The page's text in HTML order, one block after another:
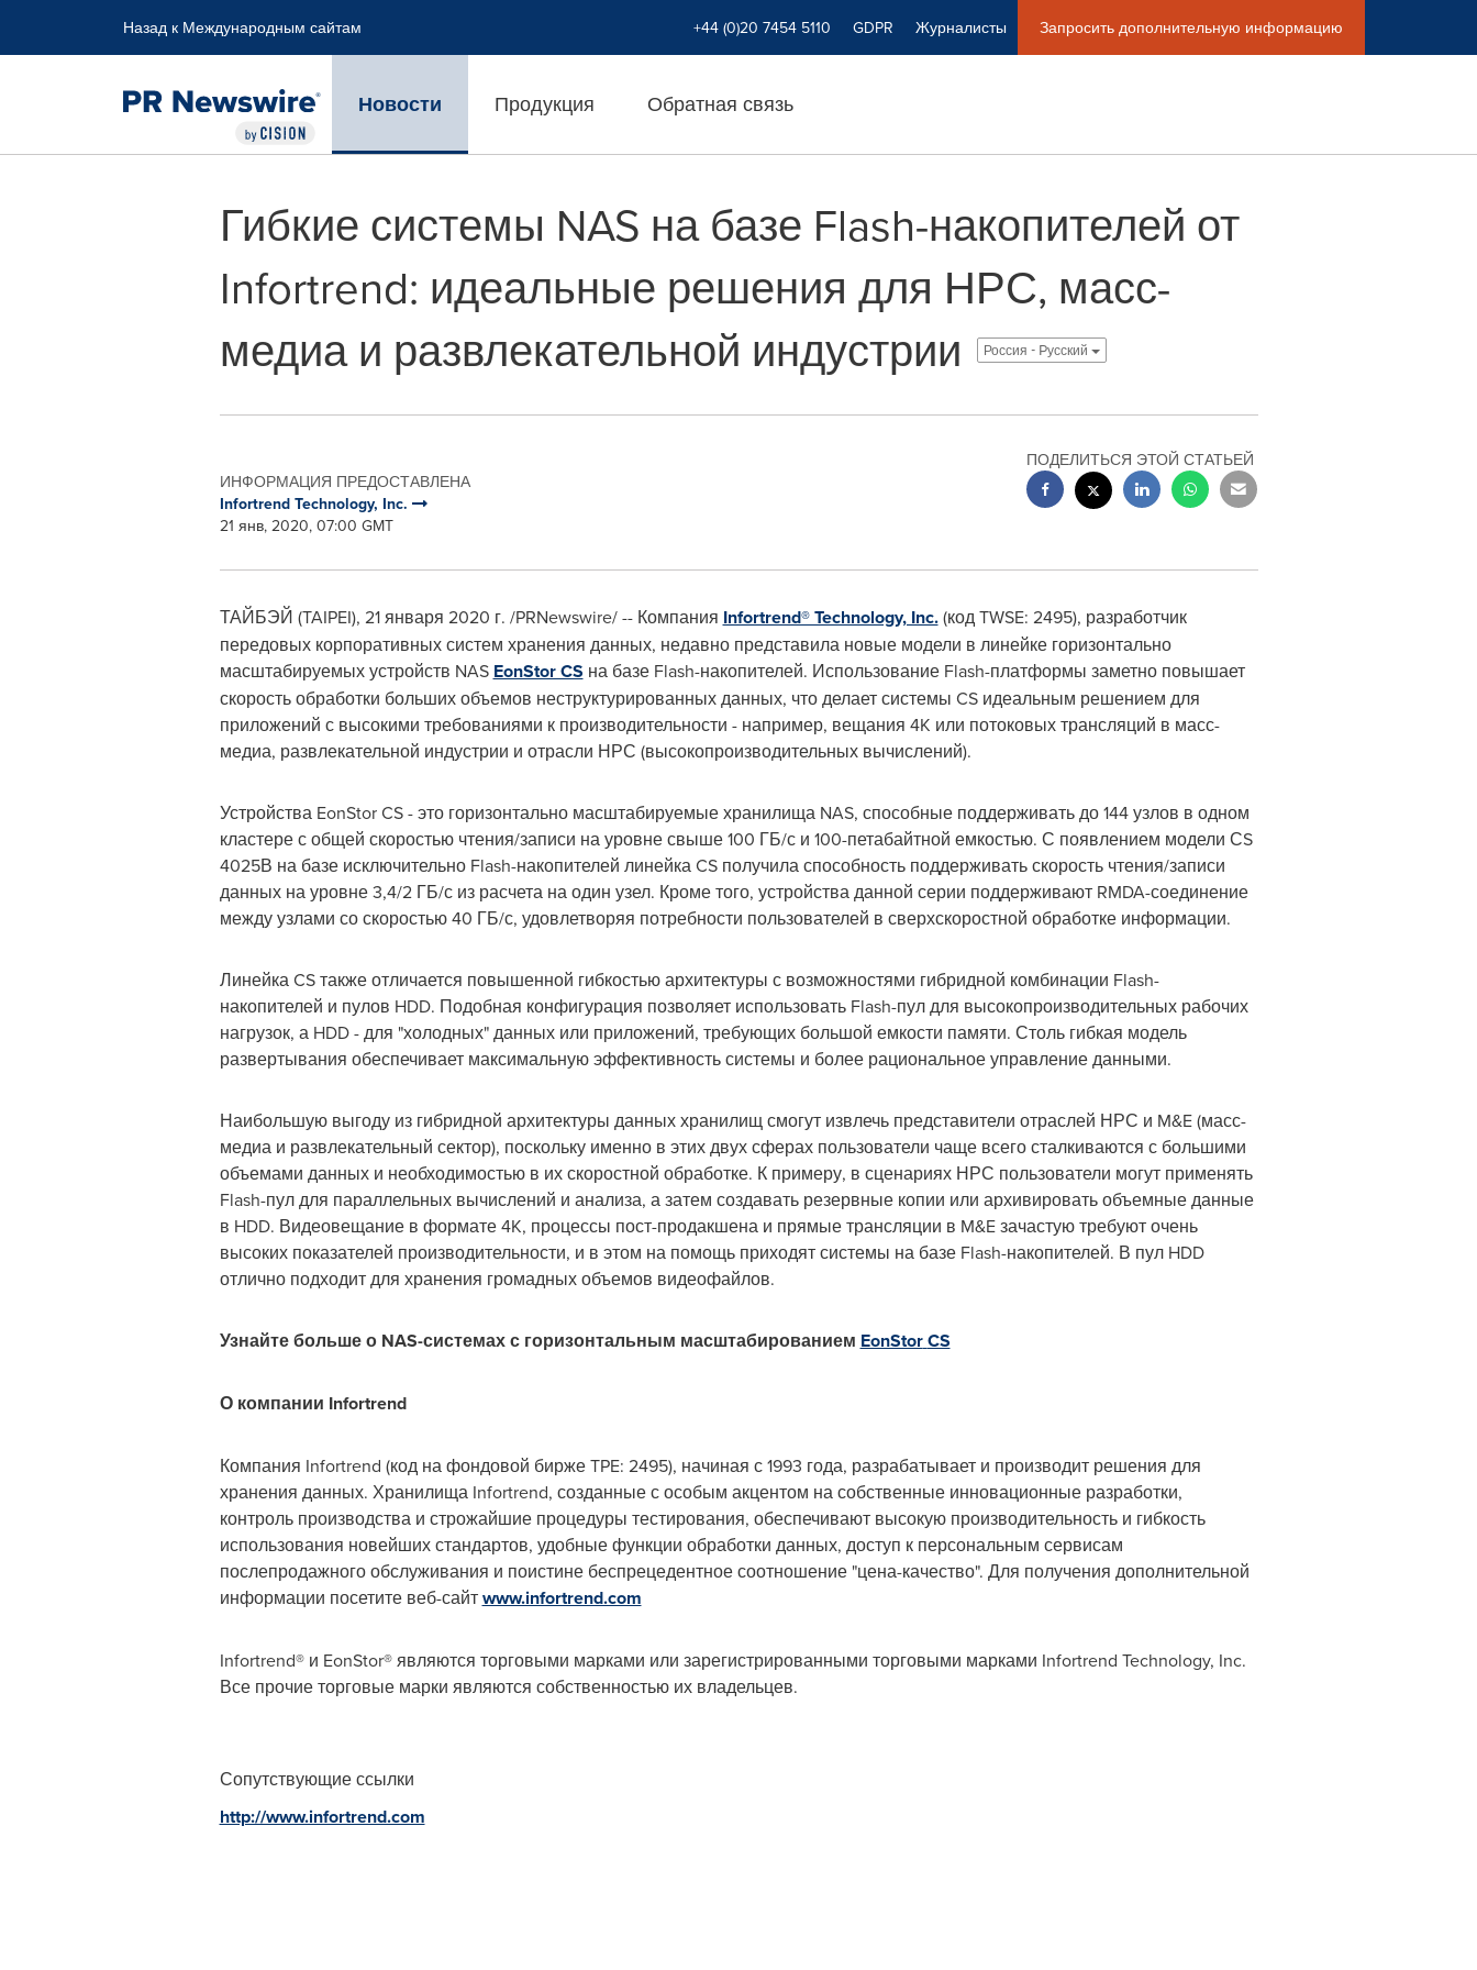
Назад к Международным сайтам +44 (0)20 7454 5110 GDPR Журналисты Запросить дополнительную информацию
Новости Продукция Обратная связь
Гибкие системы NAS на базе Flash-накопителей от
Infortrend: идеальные решения для НРС, масс-
медиа и развлекательной индустрии
Россия - Pусский
ИНФОРМАЦИЯ ПРЕДОСТАВЛЕНА
Infortrend Technology, Inc.
21 янв, 2020, 07:00 GMT
ПОДЕЛИТЬСЯ ЭТОЙ СТАТЬЕЙ
ТАЙБЭЙ (TAIPEI), 21 января 2020 г. /PRNewswire/ -- Компания Infortrend® Technology, Inc.(код TWSE: 2495), разработчик
передовых корпоративных систем хранения данных, недавно представила новые модели в линейке горизонтально
масштабируемых устройств NAS EonStor CS на базе Flash-накопителей. Использование Flash-платформы заметно повышает
скорость обработки больших объемов неструктурированных данных, что делает системы CS идеальным решением для
приложений с высокими требованиями к производительности - например, вещания 4K или потоковых трансляций в масс-
медиа, развлекательной индустрии и отрасли НРС (высокопроизводительных вычислений).
Устройства EonStor CS - это горизонтально масштабируемые хранилища NAS, способные поддерживать до 144 узлов в одном
кластере с общей скоростью чтения/записи на уровне свыше 100 ГБ/с и 100-петабайтной емкостью. С появлением модели СS
4025В на базе исключительно Flash-накопителей линейка CS получила способность поддерживать скорость чтения/записи
данных на уровне 3,4/2 ГБ/с из расчета на один узел. Кроме того, устройства данной серии поддерживают RMDA-соединение
между узлами со скоростью 40 ГБ/с, удовлетворяя потребности пользователей в сверхскоростной обработке информации.
Линейка CS также отличается повышенной гибкостью архитектуры с возможностями гибридной комбинации Flash-
накопителей и пулов HDD. Подобная конфигурация позволяет использовать Flash-пул для высокопроизводительных рабочих
нагрузок, а HDD - для "холодных" данных или приложений, требующих большой емкости памяти. Столь гибкая модель
развертывания обеспечивает максимальную эффективность системы и более рациональное управление данными.
Наибольшую выгоду из гибридной архитектуры данных хранилищ смогут извлечь представители отраслей НРС и M&E (масс-
медиа и развлекательный сектор), поскольку именно в этих двух сферах пользователи чаще всего сталкиваются с большими
объемами данных и необходимостью в их скоростной обработке. К примеру, в сценариях НРС пользователи могут применять
Flash-пул для параллельных вычислений и анализа, а затем создавать резервные копии или архивировать объемные данные
в HDD. Видеовещание в формате4K, процессы пост-продакшена и прямые трансляции в M&E зачастую требуют очень
высоких показателей производительности, и в этом на помощь приходят системы на базе Flash-накопителей. В пул HDD
отлично подходит для хранения громадных объемов видеофайлов.
Узнайте больше о NAS-системах с горизонтальным масштабированием EonStorCS
О компании Infortrend
Компания Infortrend (код на фондовой бирже TPE: 2495), начиная с 1993 года, разрабатывает и производит решения для
хранения данных. Хранилища Infortrend, созданные с особым акцентом на собственные инновационные разработки,
контроль производства и строжайшие процедуры тестирования, обеспечивают высокую производительность и гибкость
использования новейших стандартов, удобные функции обработки данных, доступ к персональным сервисам
послепродажного обслуживания и поистине беспрецедентное соотношение "цена-качество". Для получения дополнительной
информации посетите веб-сайтwww.infortrend.com
Infortrend® и EonStor® являются торговыми марками или зарегистрированными торговыми марками Infortrend Technology, Inc.
Все прочие торговые марки являются собственностью их владельцев.
Сопутствующие ссылки
http://www.infortrend.com